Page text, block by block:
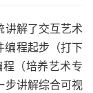
讲解了交互艺术
编程起步（打下
（培养艺术专
步讲解综合可视